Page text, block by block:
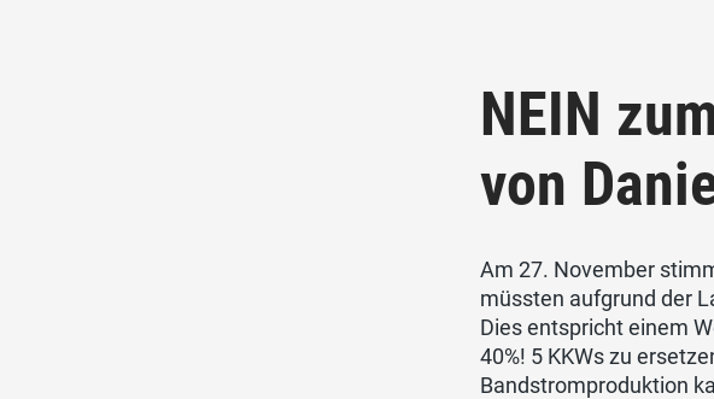
NEIN
von
Am 27. November
müssten aufgrund der
Dies entspricht einem
40%! 5 KKWs zu
Bandstromproduktion